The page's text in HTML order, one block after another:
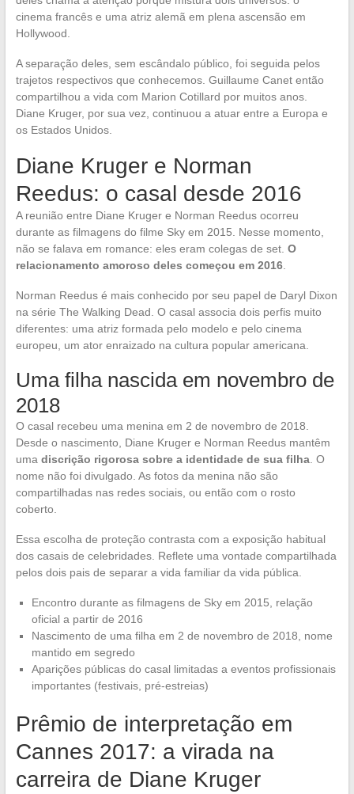
cinema francês e uma atriz alemã em plena ascensão em
Hollywood.
A separação deles, sem escândalo público, foi seguida pelos
trajetos respectivos que conhecemos. Guillaume Canet então
compartilhou a vida com Marion Cotillard por muitos anos.
Diane Kruger, por sua vez, continuou a atuar entre a Europa e
os Estados Unidos.
Diane Kruger e Norman
Reedus: o casal desde 2016
A reunião entre Diane Kruger e Norman Reedus ocorreu
durante as filmagens do filme Sky em 2015. Nesse momento,
não se falava em romance: eles eram colegas de set. O
relacionamento amoroso deles começou em 2016.
Norman Reedus é mais conhecido por seu papel de Daryl Dixon
na série The Walking Dead. O casal associa dois perfis muito
diferentes: uma atriz formada pelo modelo e pelo cinema
europeu, um ator enraizado na cultura popular americana.
Uma filha nascida em novembro de
2018
O casal recebeu uma menina em 2 de novembro de 2018.
Desde o nascimento, Diane Kruger e Norman Reedus mantêm
uma discrição rigorosa sobre a identidade de sua filha. O
nome não foi divulgado. As fotos da menina não são
compartilhadas nas redes sociais, ou então com o rosto
coberto.
Essa escolha de proteção contrasta com a exposição habitual
dos casais de celebridades. Reflete uma vontade compartilhada
pelos dois pais de separar a vida familiar da vida pública.
Encontro durante as filmagens de Sky em 2015, relação
oficial a partir de 2016
Nascimento de uma filha em 2 de novembro de 2018, nome
mantido em segredo
Aparições públicas do casal limitadas a eventos profissionais
importantes (festivais, pré-estreias)
Prêmio de interpretação em
Cannes 2017: a virada na
carreira de Diane Kruger